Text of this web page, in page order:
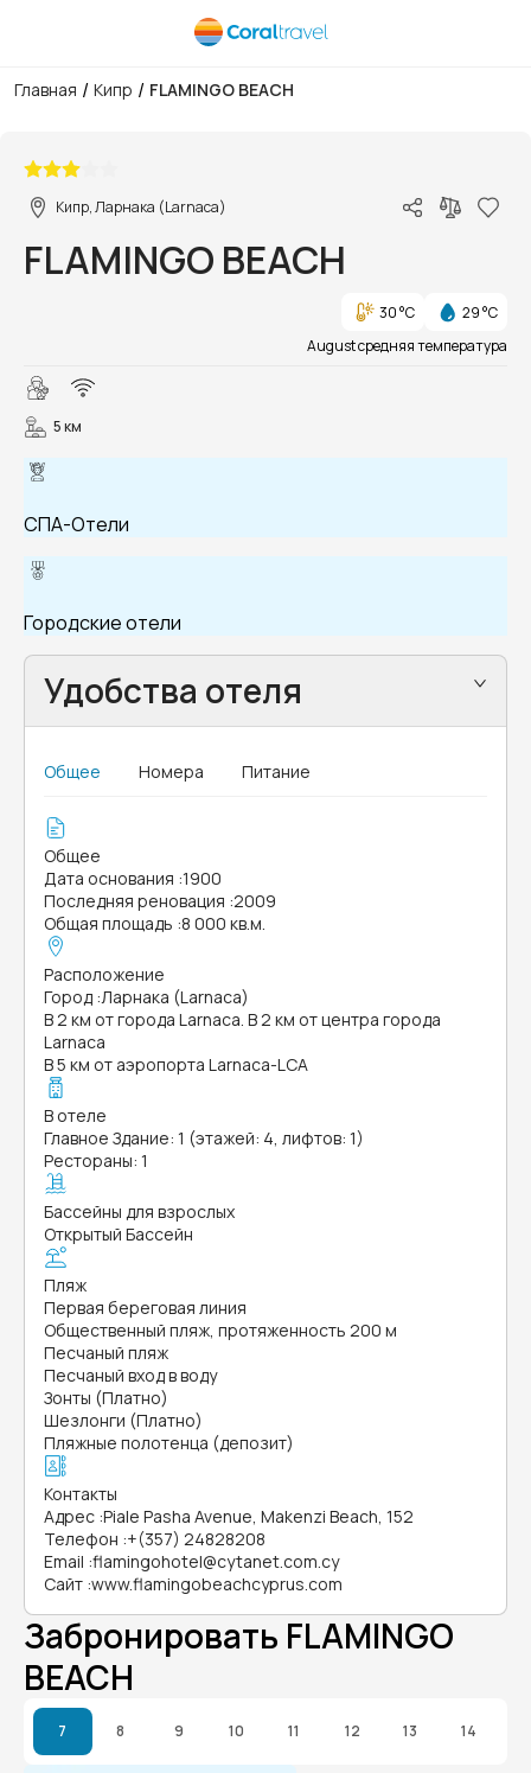
Главная / Кипр / FLAMINGO BEACH
Кипр, Ларнака (Larnaca)
FLAMINGO BEACH
30 °C
29 °C
August средняя температура
5 км
СПА-Отели
Городские отели
Удобства отеля
Общее Номера Питание
Общее
Дата основания :1900
Последняя реновация :2009
Общая площадь :8 000 кв.м.
Расположение
Город :Ларнака (Larnaca)
В 2 км от города Larnaca. В 2 км от центра города
Larnaca
В 5 км от аэропорта Larnaca-LCA
В отеле
Главное Здание: 1 (этажей: 4, лифтов: 1)
Рестораны: 1
Бассейны для взрослых
Открытый Бассейн
Пляж
Первая береговая линия
Общественный пляж, протяженность 200 м
Песчаный пляж
Песчаный вход в воду
Зонты (Платно)
Шезлонги (Платно)
Пляжные полотенца (депозит)
Контакты
Адрес :Piale Pasha Avenue, Makenzi Beach, 152
Телефон :+(357) 24828208
Email :flamingohotel@cytanet.com.cy
Сайт :www.flamingobeachcyprus.com
Забронировать FLAMINGO
BEACH
7 8 9 10 11 12 13 14